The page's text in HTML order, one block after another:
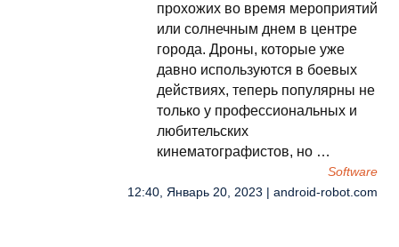
прохожих во время мероприятий
или солнечным днем ​​в центре
города. Дроны, которые уже
давно используются в боевых
действиях, теперь популярны не
только у профессиональных и
любительских
кинематографистов, но …
Software
12:40, Январь 20, 2023 | android-robot.com